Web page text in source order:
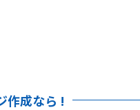
作成なら !